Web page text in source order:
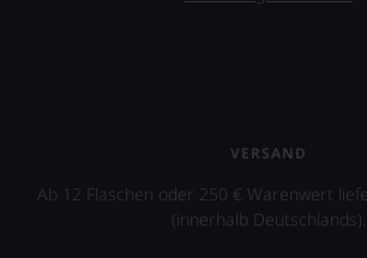
VERSAND
Ab 12 Flaschen oder 250 € Warenwert
(innerhalb Deutschlands).